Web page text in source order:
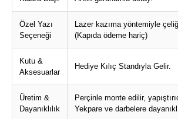
Özel Yazı
Seçeneği
Lazer kazıma yöntemiyle
(Kapıda ödeme hariç)
Kutu &
Aksesuarlar
Hediye Kılıç Standıyla Gelir.
Üretim &
Dayanıklılık
Perçinle monte edilir,
Yekpare ve darbelere